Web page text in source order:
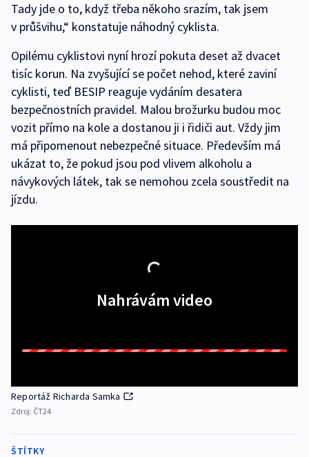
Tady jde o to, když třeba někoho srazím, tak jsem
v průšvihu,“ konstatuje náhodný cyklista.
Opilému cyklistovi nyní hrozí pokuta deset až dvacet
tisíc korun. Na zvyšující se počet nehod, které zaviní
cyklisti, teď BESIP reaguje vydáním desatera
bezpečnostních pravidel. Malou brožurku budou moc
vozit přímo na kole a dostanou ji i řidiči aut. Vždy jim
má připomenout nebezpečné situace. Především má
ukázat to, že pokud jsou pod vlivem alkoholu a
návykových látek, tak se nemohou zcela soustředit na
jízdu.
Nahrávám video
Reportáž Richarda Samka
Zdroj: ČT24
ŠTÍTKY